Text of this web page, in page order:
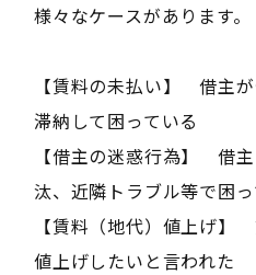
様々なケースがあります。
【賃料の未払い】 借主
滞納して困っている
【借主の迷惑行為】 借
汰、近隣トラブル等で困
【賃料（地代）値上げ】
値上げしたいと言われた